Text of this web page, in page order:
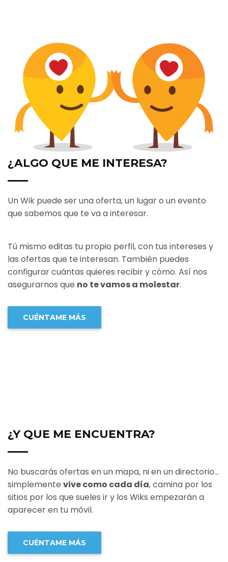
¿ALGO QUE ME INTERESA?
Un Wik puede ser una oferta, un lugar o un evento
que sabemos que te va a interesar.
Tú mismo editas tu propio perfil, con tus intereses y
las ofertas que te interesan. También puedes
configurar cuántas quieres recibir y cómo. Así nos
asegurarnos que no te vamos a molestar.
CUÉNTAME MÁS
¿Y QUE ME ENCUENTRA?
No buscarás ofertas en un mapa, ni en un directorio...
simplemente vive como cada día, camina por los
sitios por los que sueles ir y los Wiks empezarán a
aparecer en tu móvil.
CUÉNTAME MÁS